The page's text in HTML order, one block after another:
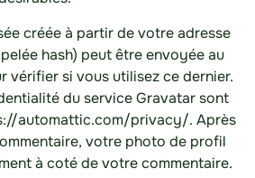
créée à partir de votre adresse
hash) peut être envoyée au
vérifier si vous utilisez ce dernier.
du service Gravatar sont
automattic.com/privacy/. Après
votre photo de profil
à coté de votre commentaire.